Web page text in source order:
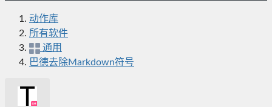
动作库
所有软件
通用
巴德去除Markdown符号